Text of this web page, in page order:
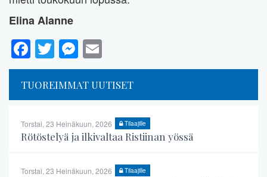
Elina Alanne
Facebook
TwitterMessenger
TUOREIMMAT UUTISET
Torstai, 23 Heinäkuun, 2026 Tilaajille
Rötöstelyä ja ilkivaltaa Ristiinan yössä
Torstai, 23 Heinäkuun, 2026 Tilaajille